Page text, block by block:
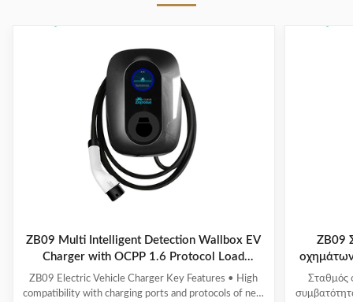
ZB09 Multi Intelligent Detection Wallbox EV
Charger with OCPP 1.6 Protocol Load
Balancing System
ZB09 Electric Vehicle Charger Key Features • High
compatibility with charging ports and protocols of new
ZB09
Σταθμός